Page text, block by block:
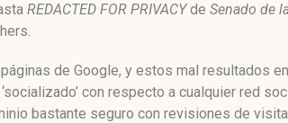
REDACTED FOR PRIVACYde Senado de
de Google, y estos mal resultados
con respecto a cualquier red
bastante seguro con revisiones de